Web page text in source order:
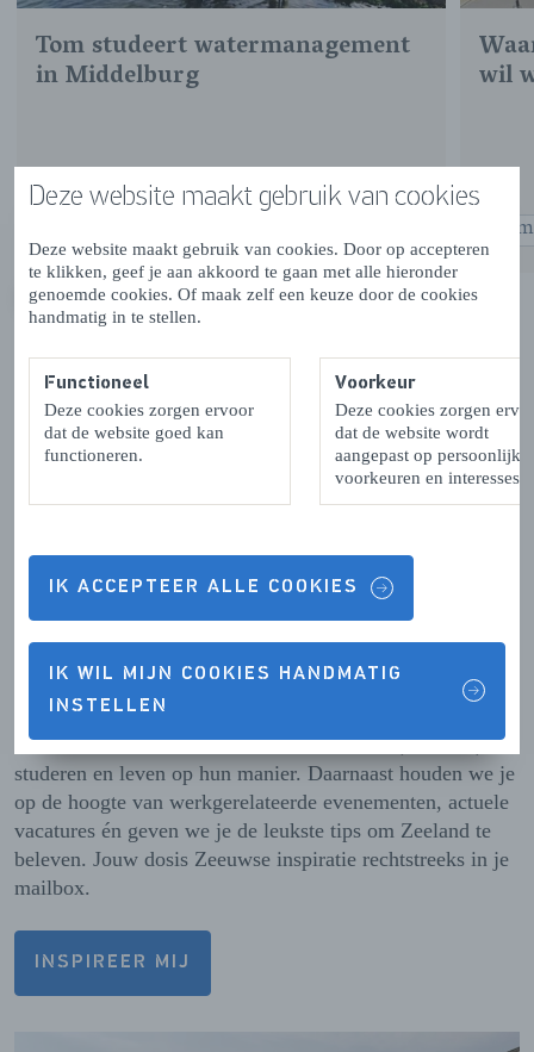
Deze website maakt gebruik van cookies
Deze website maakt gebruik van cookies. Door op accepteren
te klikken, geef je aan akkoord te gaan met alle hieronder
genoemde cookies. Of maak zelf een keuze door de cookies
handmatig in te stellen.
Functioneel
Deze cookies zorgen ervoor
dat de website goed kan
functioneren.
Voorkeur
Deze cookies zorgen
dat de website wordt
aangepast op persoonlijke
voorkeuren en interesses.
IK ACCEPTEER ALLE COOKIES
IK WIL MIJN COOKIES HANDMATIG
INSTELLEN
Tom studeert watermanagement
in Middelburg wil
5
VORIGE VOLGENDE
Meer inspiratie
Wij delen nog veel meer over wonen, werken en studeren
in Zeeland. Schrijf je in voor onze nieuwsbrief en volg
ons op social media om niks te missen.
Wil je meer weten over al het moois dat Zeeland te
bieden heeft?
Schrijf je in voor onze
nieuwsbrief!
Ontdek verhalen van mensen die hier wonen, werken,
studeren en leven op hun manier. Daarnaast houden we je
op de hoogte van werkgerelateerde evenementen, actuele
vacatures én geven we je de leukste tips om Zeeland te
beleven. Jouw dosis Zeeuwse inspiratie rechtstreeks in je
mailbox.
INSPIREER MIJ